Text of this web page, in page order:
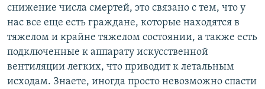
снижение числа смертей, это связано с тем, что у
нас все еще есть граждане, которые находятся в
тяжелом и крайне тяжелом состоянии, а также есть
подключенные к аппарату искусственной
вентиляции легких, что приводит к летальным
исходам. Знаете, иногда просто невозможно спасти